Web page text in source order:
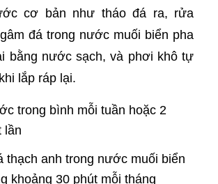
cơ bản như tháo đá ra, rửa
đá trong nước muối biển pha
bằng nước sạch, và phơi khô tự
lắp ráp lại.
trong bình mỗi tuần hoặc 2
lần
thạch anh trong nước muối biển
khoảng 30 phút mỗi tháng